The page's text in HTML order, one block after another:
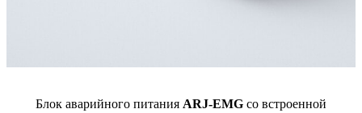
Блок аварийного питания ARJ-EMG со встроенной